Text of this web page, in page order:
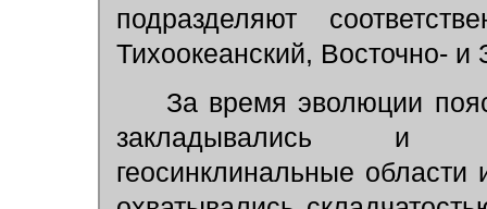
подразделяют
Тихоокеанский, Восточно- и
За время эволюции
закладывались и
геосинклинальные